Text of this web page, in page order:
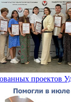
проектов